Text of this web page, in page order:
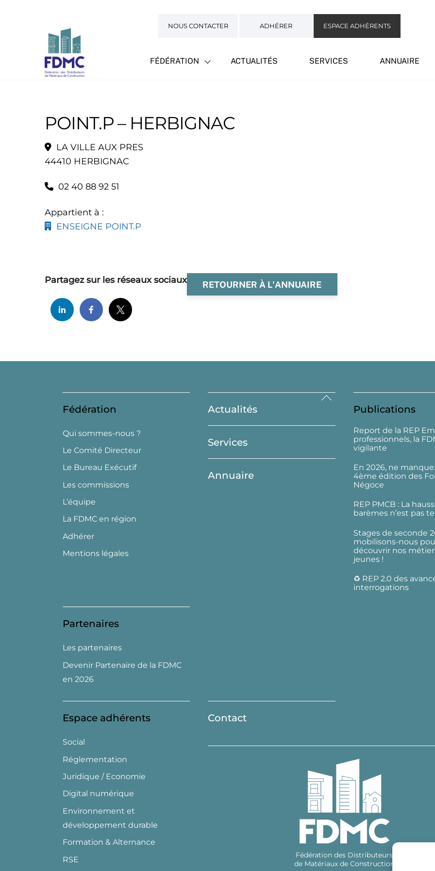
NOUS CONTACTER ADHÉRER ESPACE ADHÉRENTS
FÉDÉRATION ACTUALITÉS SERVICES ANNUAIRE
POINT.P – HERBIGNAC
LA VILLE AUX PRES
44410 HERBIGNAC
02 40 88 92 51
Appartient à :
ENSEIGNE POINT.P
RETOURNER À L'ANNUAIRE
Partagez sur les réseaux sociaux
Back
Top
Fédération
Qui sommes-nous ?
Le Comité Directeur
Le Bureau Exécutif
Les commissions
L’équipe
La FDMC en région
Adhérer
Mentions légales
Actualités
Services
Annuaire
Publications
Report de la REP
professionnels, la
vigilante
En 2026, ne
4ème édition des
Négoce
REP PMCB : La
barèmes n’est pas
Stages de seconde
mobilisons-nous
découvrir nos
jeunes !
♻️ REP 2.0 des
interrogations
Partenaires
Les partenaires
Devenir Partenaire de la FDMC
en 2026
Espace adhérents
Social
Réglementation
Juridique / Economie
Digital numérique
Environnement et
développement durable
Formation & Alternance
RSE
Contact
Fédération des Distributeurs
de Matériaux de Construction